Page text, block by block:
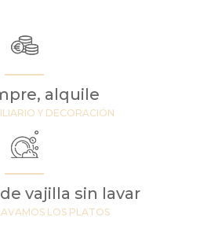
alquile
Y DECORACIÓN
vajilla sin lavar
LOS PLATOS